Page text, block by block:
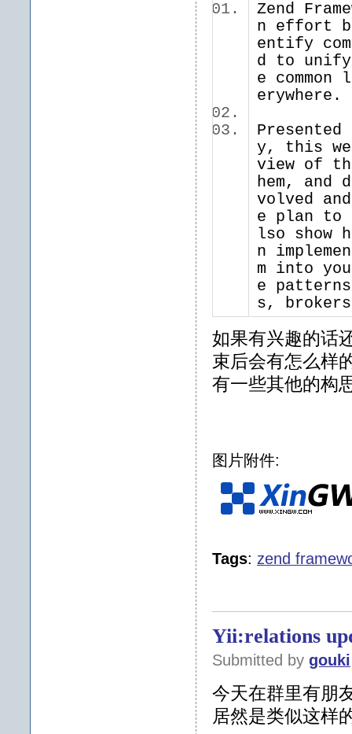
Zend
n effort
entify
d to
e
Presented
y, this
view of
hem, and
volved
e plan to
lso show
n
m into
e
s,
如果有兴趣的话
束后会有怎么样
有一些其他的构
图片附件:
Tags: zend
Yii:relations
Submitted by gouki
今天在群里有朋
居然是类似这样